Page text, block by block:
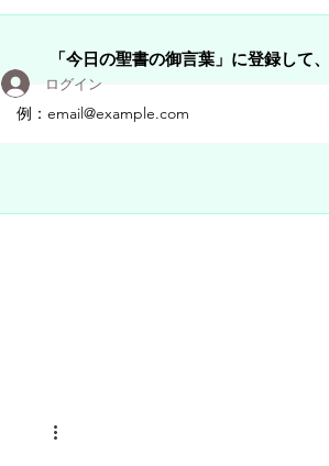
Members
「今日の聖書の御言葉」に登録して
ログイン